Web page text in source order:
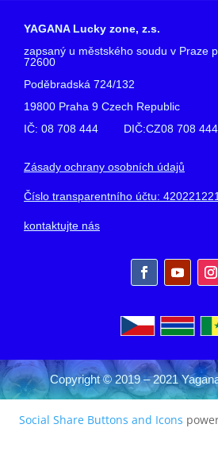
YAGANA Lucky zone, z.s.
zapsaný u městského soudu v Praze
72600
Poděbradská 724/132
19800 Praha 9 Czech Republic
IČ: 08 708 444 DIČ:CZ08 708 444
Zásady ochrany osobních údajů
Číslo transparentního účtu:
kontaktujte nás
Copyright © 2019 – 2021
Social Share Buttons and Icons